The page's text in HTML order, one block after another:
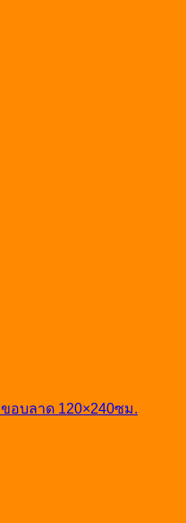
อบลาด 120×240ซม.